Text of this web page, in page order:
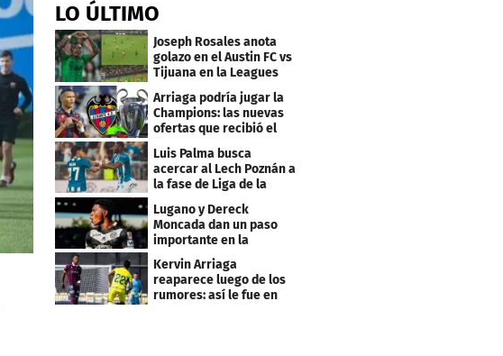
LO ÚLTIMO
Joseph Rosales anota
golazo en el Austin FC vs
Tijuana en la Leagues
Cup
Arriaga podría jugar la
Champions: las nuevas
ofertas que recibió el
Levante
Luis Palma busca
acercar al Lech Poznán a
la fase de Liga de la
Lugano y Dereck
Moncada dan un paso
importante en la
Conference League
Kervin Arriaga
reaparece luego de los
rumores: así le fue en